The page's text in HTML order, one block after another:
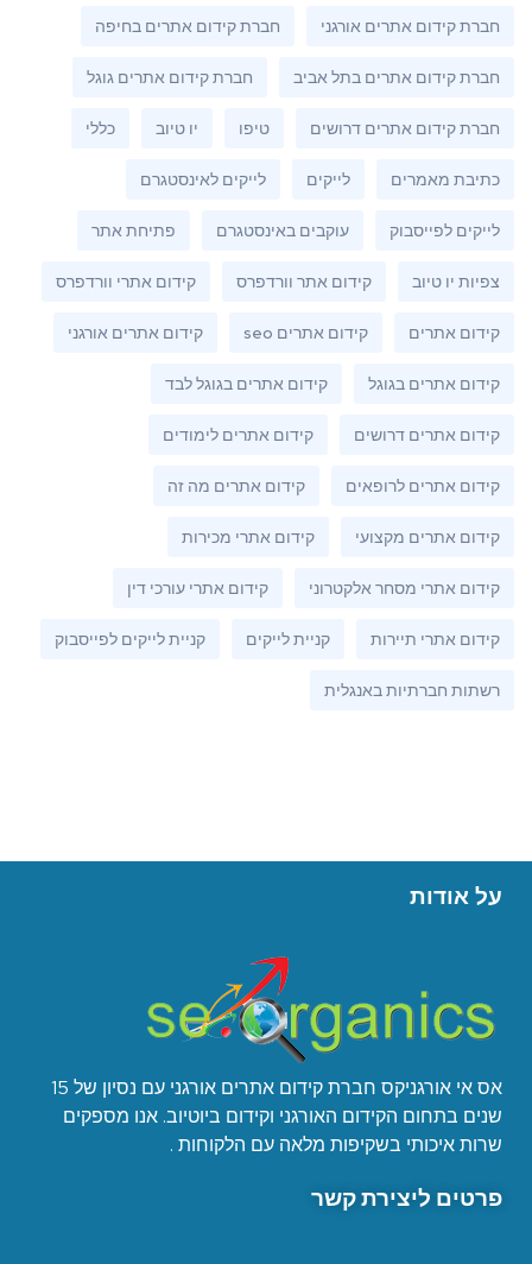
חברת קידום אתרים אורגני חברת קידום אתרים בחיפה
חברת קידום אתרים בתל אביב חברת קידום אתרים גוגל
חברת קידום אתרים דרושים טיפו יו טיוב כללי
כתיבת מאמרים לייקים לייקים לאינסטגרם
לייקים לפייסבוק עוקבים באינסטגרם פתיחת אתר
צפיות יו טיוב קידום אתר וורדפרס קידום אתרי וורדפרס
קידום אתרים קידום אתרים seo קידום אתרים אורגני
קידום אתרים בגוגל קידום אתרים בגוגל לבד
קידום אתרים דרושים קידום אתרים לימודים
קידום אתרים לרופאים קידום אתרים מה זה
קידום אתרים מקצועי קידום אתרי מכירות
קידום אתרי מסחר אלקטרוני קידום אתרי עורכי דין
קידום אתרי תיירות קניית לייקים קניית לייקים לפייסבוק
רשתות חברתיות באנגלית
על אודות
אס אי אורגניקס חברת קידום אתרים אורגני עם נסיון של 15
שנים בתחום הקידום האורגני וקידום ביוטיוב. אנו מספקים
שרות איכותי בשקיפות מלאה עם הלקוחות .
פרטים ליצירת קשר